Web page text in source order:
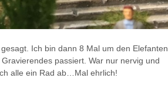
Ich bin dann 8 Mal um den Elefanten
passiert. War nur nervig und
alle ein Rad ab…Mal ehrlich!